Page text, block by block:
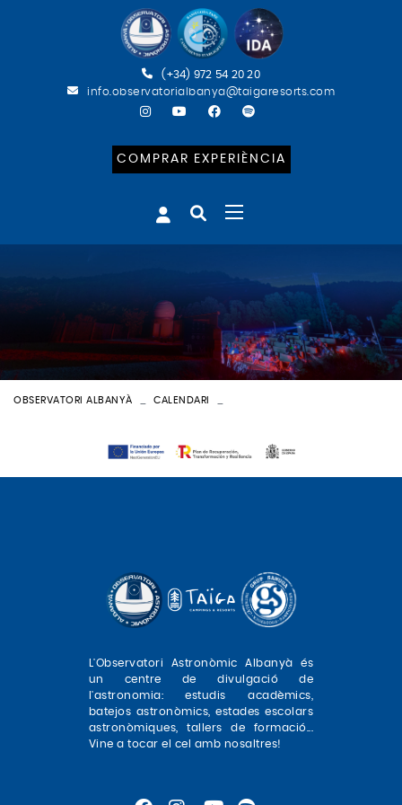
(+34) 972 54 20 20
info.observatorialbanya@taigaresorts.com
COMPRAR EXPERIÈNCIA
OBSERVATORI ALBANYÀ CALENDARI
L'Observatori Astronòmic Albanyà és
un centre de divulgació de
l'astronomia: estudis acadèmics,
batejos astronòmics, estades escolars
astronòmiques, tallers de formació...
Vine a tocar el cel amb nosaltres!